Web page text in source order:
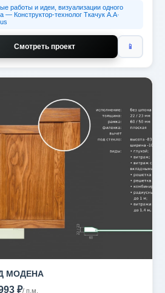
работы и идеи, визуализации одного
— Конструктор-технолог Ткачук А.А·
Смотреть проект 📱
МОДЕНА
₽/ п.м.